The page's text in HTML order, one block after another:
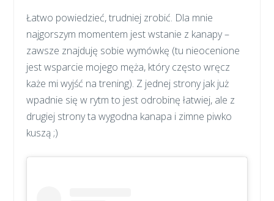
Łatwo powiedzieć, trudniej zrobić. Dla mnie
najgorszym momentem jest wstanie z kanapy –
zawsze znajduję sobie wymówkę (tu nieocenione
jest wsparcie mojego męża, który często wręcz
każe mi wyjść na trening). Z jednej strony jak już
wpadnie się w rytm to jest odrobinę łatwiej, ale z
drugiej strony ta wygodna kanapa i zimne piwko
kuszą ;)